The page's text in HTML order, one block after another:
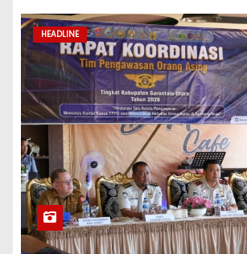
HEADLINE